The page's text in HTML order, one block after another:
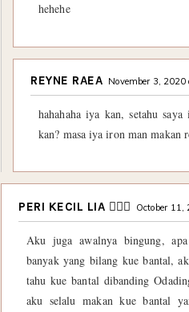
hehehe
REYNE RAEA November 3, 2020
hahahaha iya kan, setahu
kan? masa iya iron man makan
PERI KECIL LIA 🧚🏻‍♀️ October 11,
Aku juga awalnya bingung,
banyak yang bilang kue bantal,
tahu kue bantal dibanding
aku selalu makan kue bantal